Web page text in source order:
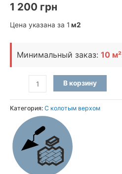
1 200 грн
Цена указана за 1 м2
Минимальный заказ: 10 м²
Количество
товара
Брусчатка
пилено-
колотая
из
Межиричского
гранита
В корзину
Категория: С колотым верхом